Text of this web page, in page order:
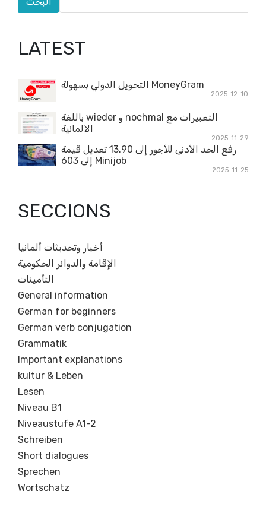
LATEST
MoneyGram التحويل الدولي بسهولة
2025-12-10
التعبيرات مع nochmal و wieder باللغة
الالمانية
2025-11-29
رفع الحد الأدنى للأجور إلى 13.90 تعديل قيمة
Minijob إلى 603
2025-11-25
SECCIONS
أخبار وتحديثات ألمانيا
الإقامة والدوائر الحكومية
التأمينات
General information
German for beginners
German verb conjugation
Grammatik
Important explanations
kultur & Leben
Lesen
Niveau B1
Niveaustufe A1-2
Schreiben
Short dialogues
Sprechen
Wortschatz